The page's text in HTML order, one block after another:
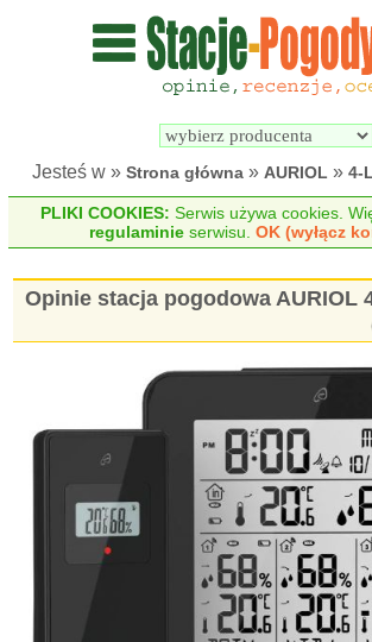
Jesteś w » Strona główna » AURIOL » 4-
PLIKI COOKIES: Serwis używa cookies.
regulaminie serwisu.OK (wyłącz
Opinie stacja pogodowa AURIOL